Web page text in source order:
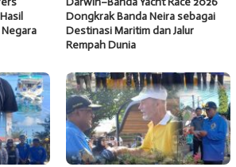
Dongkrak Banda Neira sebagai
Destinasi Maritim dan Jalur
Rempah Dunia